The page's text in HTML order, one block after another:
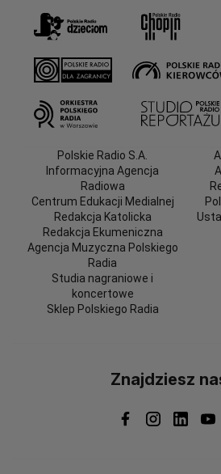
Polskie Radio S.A.
Informacyjna Agencja
Radiowa
Centrum Edukacji Medialnej
Redakcja Katolicka
Redakcja Ekumeniczna
Agencja Muzyczna Polskiego
Radia
Studia nagraniowe i
koncertowe
Sklep Polskiego Radia
Znajdziesz